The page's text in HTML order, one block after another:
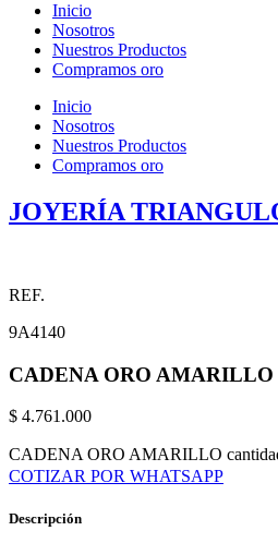
Inicio
Nosotros
Nuestros Productos
Compramos oro
Inicio
Nosotros
Nuestros Productos
Compramos oro
JOYERÍA
REF.
9A4140
CADENA ORO AMARILLO
$ 4.761.000
CADENA ORO AMARILLO
COTIZAR POR WHATSAPP
Descripción